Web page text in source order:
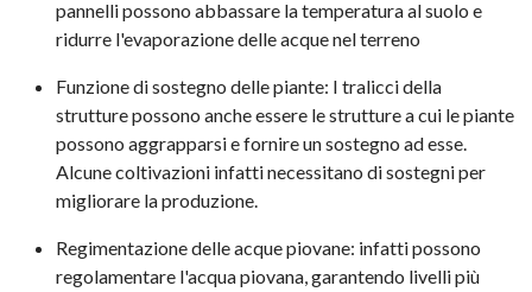
pannelli possono abbassare la temperatura al suolo e
ridurre l'evaporazione delle acque nel terreno
Funzione di sostegno delle piante: I tralicci della
strutture possono anche essere le strutture a cui le piante
possono aggrapparsi e fornire un sostegno ad esse.
Alcune coltivazioni infatti necessitano di sostegni per
migliorare la produzione.
Regimentazione delle acque piovane: infatti possono
regolamentare l'acqua piovana, garantendo livelli più